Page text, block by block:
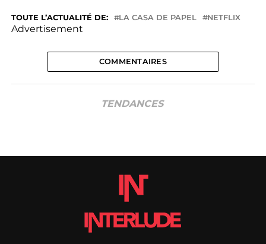
TOUTE L’ACTUALITÉ DE: LA CASA DE PAPEL NETFLIX
Advertisement
COMMENTAIRES
TENDANCES